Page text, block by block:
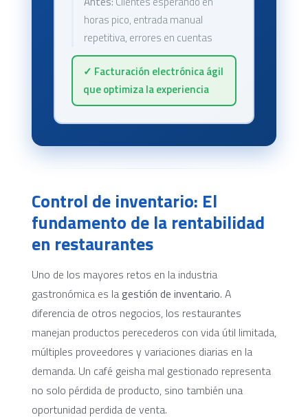
horas pico, entrada manual
repetitiva, errores en cuentas
✓ Facturación electrónica ágil
que optimiza la experiencia
Control de inventario: El
fundamento de la rentabilidad
en restaurantes
Uno de los mayores retos en la industria
gastronómica es lagestión de inventario. A
diferencia de otros negocios, los restaurantes
manejan productos perecederos con vida útil limitada,
múltiples proveedores y variaciones diarias en la
demanda. Un café geisha mal gestionado representa
no solo pérdida de producto, sino también una
oportunidad perdida de venta.